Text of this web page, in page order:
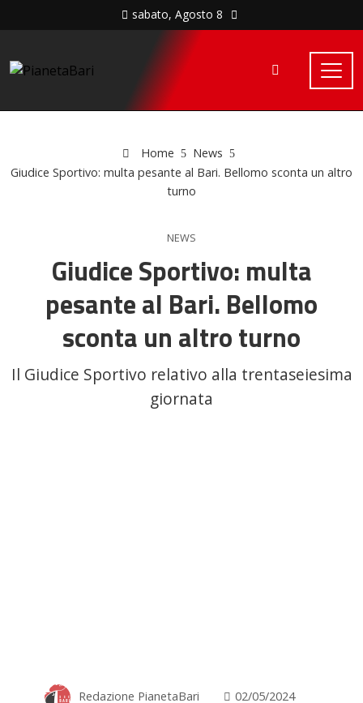
sabato, Agosto 8
Home
News
Giudice Sportivo: multa pesante al Bari. Bellomo sconta un altro
turno
NEWS
Giudice Sportivo: multa
pesante al Bari. Bellomo
sconta un altro turno
Il Giudice Sportivo relativo alla trentaseiesima
giornata
Redazione PianetaBari
02/05/2024